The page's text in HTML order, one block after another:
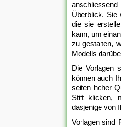
Überblick. Sie
die sie
kann, um
zu gestalten,
Modells
Die Vorlagen
können auch
seiten hoher
Stift klicken,
dasjenige von
Vorlagen sind